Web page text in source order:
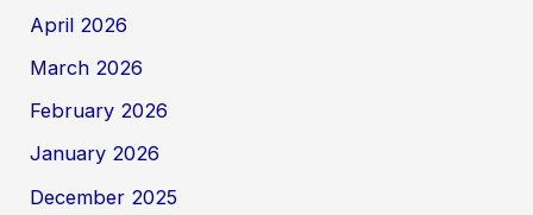
April 2026
March 2026
February 2026
January 2026
December 2025